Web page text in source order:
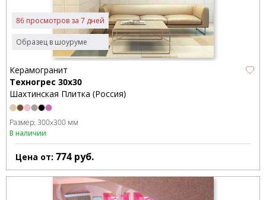
Образец в шоуруме
86 просмотров за 7 дней
Керамогранит
Техногрес 30x30
Шахтинская Плитка (Россия)
Размер: 300x300 мм
В наличии
Цена от: 774 руб.